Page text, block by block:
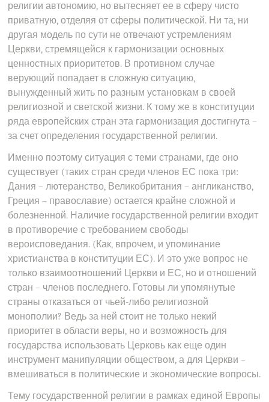
религии автономию, но вытесняет ее в сферу чисто
приватную, отделяя от сферы политической. Ни та, ни
другая модель по сути не отвечают устремлениям
Церкви, стремящейся к гармонизации основных
ценностных приоритетов. В противном случае
верующий попадает в сложную ситуацию,
вынужденный жить по разным установкам в своей
религиозной и светской жизни. К тому же в конституции
ряда европейских стран эта гармонизация достигнута –
за счет определения государственной религии.
Именно поэтому ситуация с теми странами, где оно
существует (таких стран среди членов ЕС пока три:
Дания – лютеранство, Великобритания – англиканство,
Греция – православие) остается крайне сложной и
болезненной. Наличие государственной религии входит
в противоречие с требованием свободы
вероисповедания. (Как, впрочем, и упоминание
христианства в конституции ЕС). И это уже вопрос не
только взаимоотношений Церкви и ЕС, но и отношений
стран – членов последнего. Готовы ли упомянутые
страны отказаться от чьей-либо религиозной
монополии? Ведь за ней стоит не только некий
приоритет в области веры, но и возможность для
государства использовать Церковь как еще один
инструмент манипуляции обществом, а для Церкви –
вмешиваться в политические и экономические вопросы.
Тему государственной религии в рамках единой Европы